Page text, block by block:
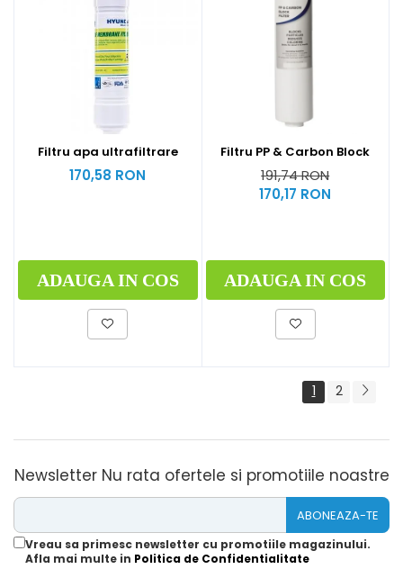
Filtru apa ultrafiltrare
170,58 RON
ADAUGA IN COS
Filtru PP & Carbon Block
191,74 RON
170,17 RON
ADAUGA IN COS
1 2
Newsletter Nu rata ofertele si promotiile noastre
Vreau sa primesc newsletter cu promotiile magazinului.
Afla mai multe in Politica de Confidentialitate